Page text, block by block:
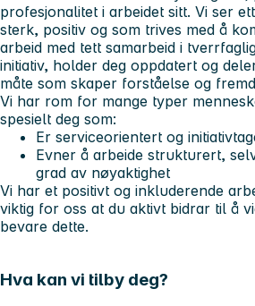
profesjonalitet i arbeidet sitt. Vi ser
sterk, positiv og som trives med å
arbeid med tett samarbeid i
initiativ, holder deg oppdatert og
måte som skaper forståelse og
Vi har rom for mange typer
spesielt deg som:
Er serviceorientert og
Evner å arbeide strukturert,
grad av nøyaktighet
Vi har et positivt og inkluderende
viktig for oss at du aktivt bidrar til å
bevare dette.
Hva kan vi tilby deg?